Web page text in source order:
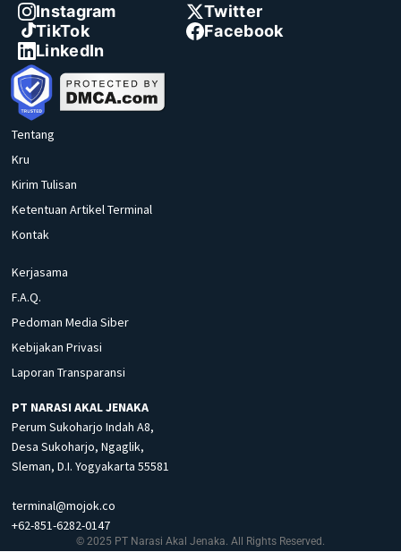
Instagram
Twitter
TikTok
Facebook
LinkedIn
Tentang
Kru
Kirim Tulisan
Ketentuan Artikel Terminal
Kontak
Kerjasama
F.A.Q.
Pedoman Media Siber
Kebijakan Privasi
Laporan Transparansi
PT NARASI AKAL JENAKA
Perum Sukoharjo Indah A8,
Desa Sukoharjo, Ngaglik,
Sleman, D.I. Yogyakarta 55581
terminal@mojok.co
+62-851-6282-0147
© 2025 PT Narasi Akal Jenaka. All Rights Reserved.